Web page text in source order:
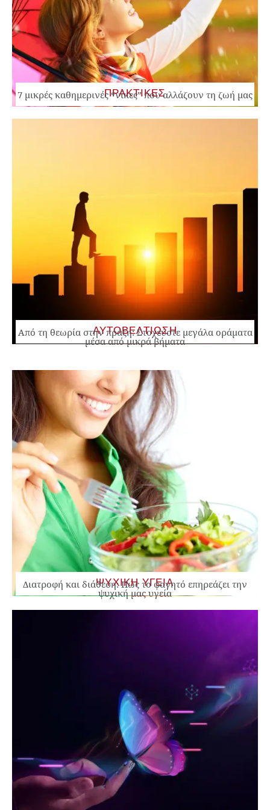
ΠΡΑΚΤΙΚΕΣ
7 μικρές καθημερινές “νίκες” που αλλάζουν τη ζωή μας
ΑΥΤΟΒΕΛΤΙΩΣΗ
Από τη θεωρία στην πράξη: Στοχεύστε μεγάλα οράματα
μέσα από μικρά βήματα
ΨΥΧΙΚΗ ΥΓΕΙΑ
Διατροφή και διάθεση: Πώς το φαγητό επηρεάζει την
ψυχική μας υγεία